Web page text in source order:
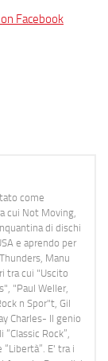
on Facebook
come
cui Not Moving,
di dischi
e aprendo per
Manu
tra cui "Uscito
"Paul Weller,
n Spor"t, Gil
Charles- Il genio
Rock”,
E' tra i